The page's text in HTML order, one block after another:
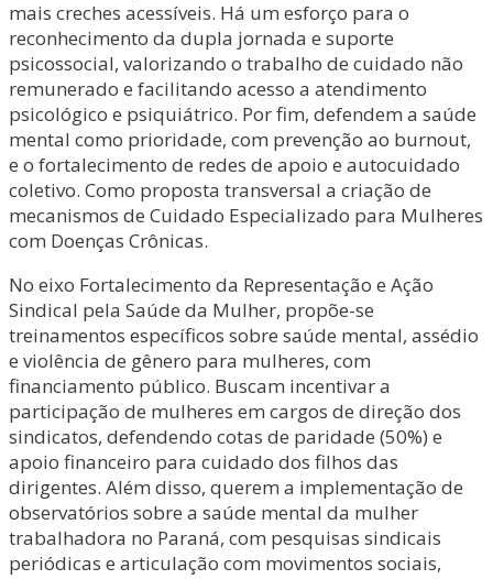
mais creches acessíveis. Há um esforço para o
reconhecimento da dupla jornada e suporte
psicossocial, valorizando o trabalho de cuidado não
remunerado e facilitando acesso a atendimento
psicológico e psiquiátrico. Por fim, defendem a saúde
mental como prioridade, com prevenção ao burnout,
e o fortalecimento de redes de apoio e autocuidado
coletivo. Como proposta transversal a criação de
mecanismos de Cuidado Especializado para Mulheres
com Doenças Crônicas.
No eixo Fortalecimento da Representação e Ação
Sindical pela Saúde da Mulher, propõe-se
treinamentos específicos sobre saúde mental, assédio
e violência de gênero para mulheres, com
financiamento público. Buscam incentivar a
participação de mulheres em cargos de direção dos
sindicatos, defendendo cotas de paridade (50%) e
apoio financeiro para cuidado dos filhos das
dirigentes. Além disso, querem a implementação de
observatórios sobre a saúde mental da mulher
trabalhadora no Paraná, com pesquisas sindicais
periódicas e articulação com movimentos sociais,